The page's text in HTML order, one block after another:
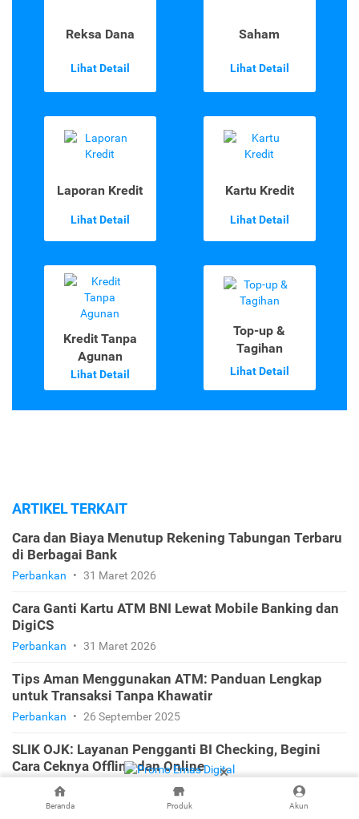
Beranda Produk Akun
Reksa Dana
Lihat Detail
Saham
Lihat Detail
Laporan Kredit
Lihat Detail
Kartu Kredit
Lihat Detail
Kredit Tanpa
Agunan
Lihat Detail
Top-up &
Tagihan
Lihat Detail
ARTIKEL TERKAIT
Cara dan Biaya Menutup Rekening Tabungan Terbaru
di Berbagai Bank
Perbankan • 31 Maret 2026
Cara Ganti Kartu ATM BNI Lewat Mobile Banking dan
DigiCS
Perbankan • 31 Maret 2026
Tips Aman Menggunakan ATM: Panduan Lengkap
untuk Transaksi Tanpa Khawatir
Perbankan • 26 September 2025
SLIK OJK: Layanan Pengganti BI Checking, Begini
Cara Ceknya Offline dan Online
Laporan Kredit 11 September 2025